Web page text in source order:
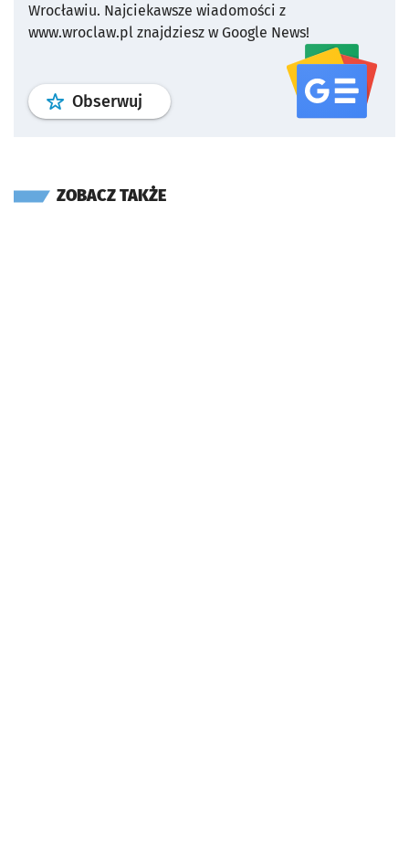
Wrocławiu. Najciekawsze wiadomości z
www.wroclaw.pl znajdziesz w Google News!
Obserwuj profil serwisu
ZOBACZ TAKŻE